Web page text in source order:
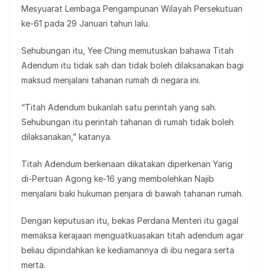
Mesyuarat Lembaga Pengampunan Wilayah Persekutuan
ke-61 pada 29 Januari tahun lalu.
Sehubungan itu, Yee Ching memutuskan bahawa Titah
Adendum itu tidak sah dan tidak boleh dilaksanakan bagi
maksud menjalani tahanan rumah di negara ini.
“Titah Adendum bukanlah satu perintah yang sah.
Sehubungan itu perintah tahanan di rumah tidak boleh
dilaksanakan,” katanya.
Titah Adendum berkenaan dikatakan diperkenan Yang
di-Pertuan Agong ke-16 yang membolehkan Najib
menjalani baki hukuman penjara di bawah tahanan rumah.
Dengan keputusan itu, bekas Perdana Menteri itu gagal
memaksa kerajaan menguatkuasakan titah adendum agar
beliau dipindahkan ke kediamannya di ibu negara serta
merta.